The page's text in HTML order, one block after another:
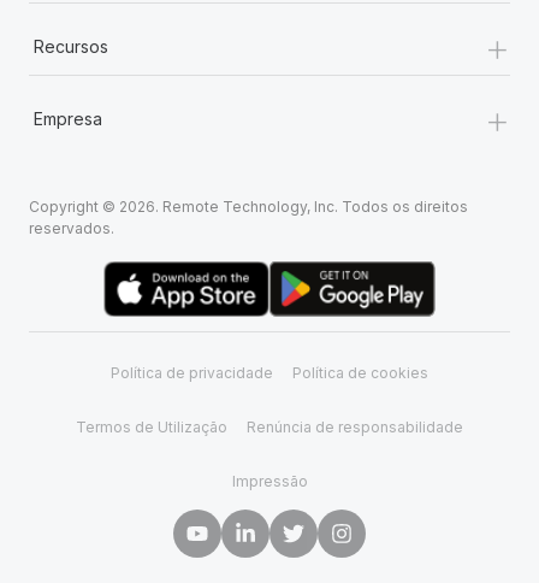
Recursos +
Empresa +
Copyright © 2026. Remote Technology, Inc. Todos os direitos
reservados.
Política de privacidade Política de cookies
Termos de Utilização Renúncia de responsabilidade
Impressão